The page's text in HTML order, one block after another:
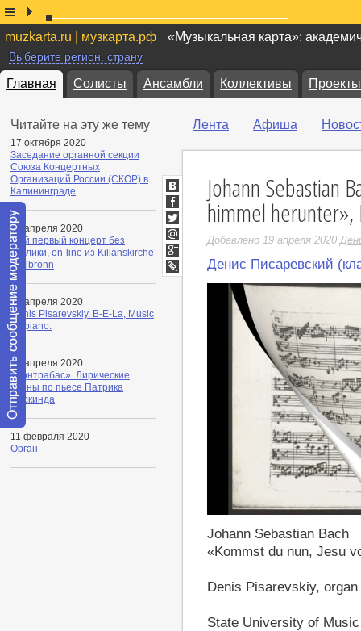
muzkarta.ru | музкарта.рф «Музыкальная карта»:
Выберите регион, страну
Главная Солисты Ансамбли Коллективы Проекты
Читайте на эту же тему
17 октября 2020
Заседание органной секции
Союза Концертных
Организаций России (СКОР) в
Калининграде
19 апреля 2020
Мой первый концерт без
публики, on-line из Kilianskirche
Heilbronn
19 апреля 2020
Denis Pisarevskiy. B-E-La, Music
for piano.
19 апреля 2020
«Контрабас». Лирические
сцены по пьесе Патрика
Зюскинда
11 февраля 2020
Орган
Лента Афиша
Johann Sebastian
himmel herunter»,
Добавлено 19 апреля 2020
Денис Писаревский
Johann Sebastian Bach
«Kommst du nun, Jesu
Denis Pisarevskiy, organ
State University of
ВКонтакте
Facebook
Twitter
Мой
Мир
Google+
LiveJournal
Отправить
сообщение